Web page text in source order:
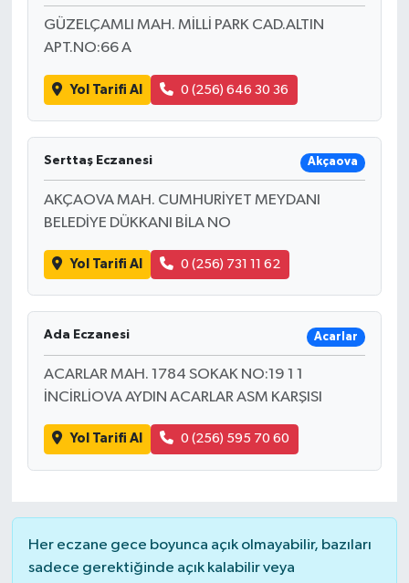
GÜZELÇAMLI MAH. MİLLİ PARK CAD.ALTIN
APT.NO:66 A
Yol Tarifi Al 0 (256) 646 30 36
Serttaş Eczanesi Akçaova
AKÇAOVA MAH. CUMHURİYET MEYDANI
BELEDİYE DÜKKANI BİLA NO
Yol Tarifi Al 0 (256) 731 11 62
Ada Eczanesi Acarlar
ACARLAR MAH. 1784 SOKAK NO:19 1 1
İNCİRLİOVA AYDIN ACARLAR ASM KARŞISI
Yol Tarifi Al 0 (256) 595 70 60
Her eczane gece boyunca açık olmayabilir, bazıları
sadece gerektiğinde açık kalabilir veya